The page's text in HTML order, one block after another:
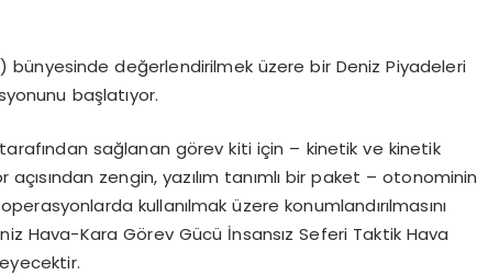
bünyesinde değerlendirilmek üzere bir Deniz Piyadeleri
başlatıyor.
sağlanan görev kiti için – kinetik ve kinetik
r açısından zengin, yazılım tanımlı bir paket – otonominin
kullanılmak üzere konumlandırılmasını
Hava-Kara GörevGücü İnsansız Seferi Taktik Hava